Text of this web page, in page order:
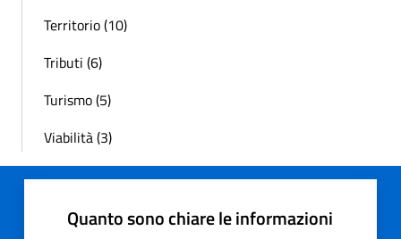
Territorio (10)
Tributi (6)
Turismo (5)
Viabilità (3)
Quanto sono chiare le informazioni